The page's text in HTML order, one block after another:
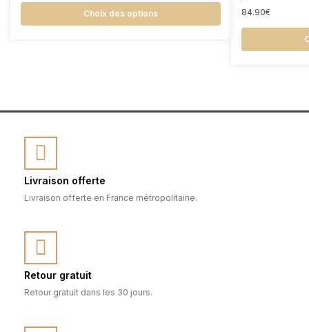
Choix des options 84.90€
Livraison offerte
Livraison offerte en France métropolitaine.
Retour gratuit
Retour gratuit dans les 30 jours.